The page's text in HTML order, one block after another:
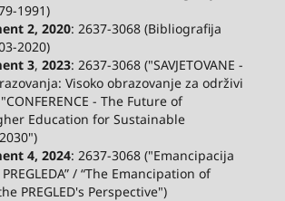
1991)
2, 2020: 2637-3068 (Bibliografija
2020)
3, 2023: 2637-3068 ("SAVJETOVANE -
Visoko obrazovanje za održivi
- The Future of
Education for Sustainable
4, 2024: 2637-3068 ("Emancipacija
/ “The Emancipation of
PREGLED's Perspective")